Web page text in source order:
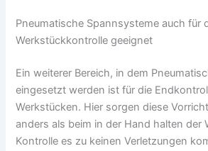
Pneumatische Spannsysteme auch für
Werkstückkontrolle geeignet
Ein weiterer Bereich, in dem
eingesetzt werden ist für die
Werkstücken. Hier sorgen diese
anders als beim in der Hand halten der
Kontrolle es zu keinen Verletzungen